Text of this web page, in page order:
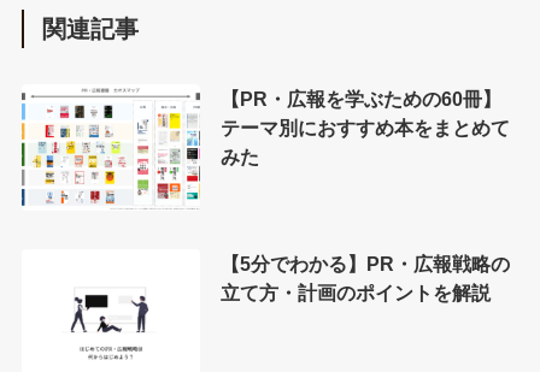
関連記事
【PR・広報を学ぶための60冊】
テーマ別におすすめ本をまとめて
みた
【5分でわかる】PR・広報戦略の
立て方・計画のポイントを解説